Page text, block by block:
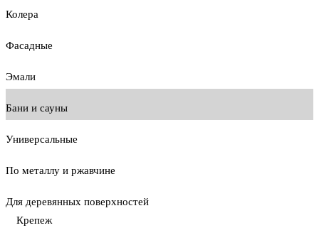
Колера
Фасадные
Эмали
Бани и сауны
Универсальные
По металлу и ржавчине
Для деревянных поверхностей
Крепеж